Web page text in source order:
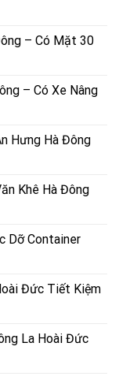
– Có Mặt 30
– Có Xe Nâng
Hưng Hà Đông
Khê Hà Đông
Dỡ Container
Đức Tiết Kiệm
La Hoài Đức